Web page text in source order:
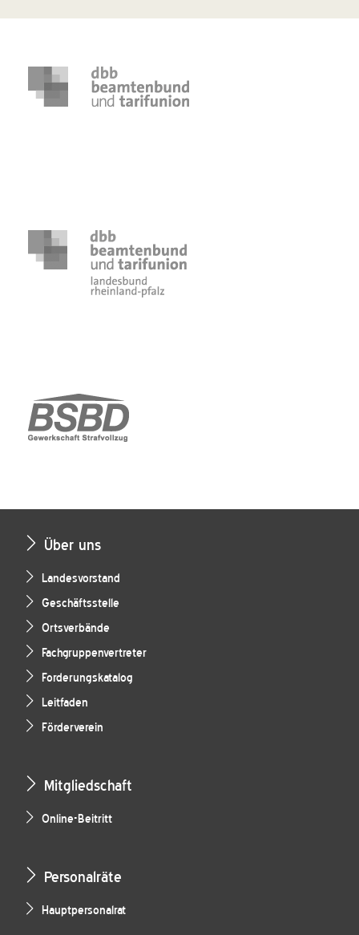
Über uns
Landesvorstand
Geschäftsstelle
Ortsverbände
Fachgruppenvertreter
Forderungskatalog
Leitfaden
Förderverein
Mitgliedschaft
Online-Beitritt
Personalräte
Hauptpersonalrat